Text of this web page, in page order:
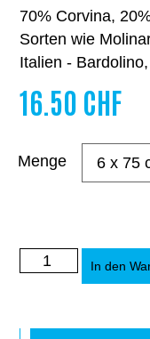
70% Corvina,
Sorten wie
Italien -
16.50 CHF
Menge
In den